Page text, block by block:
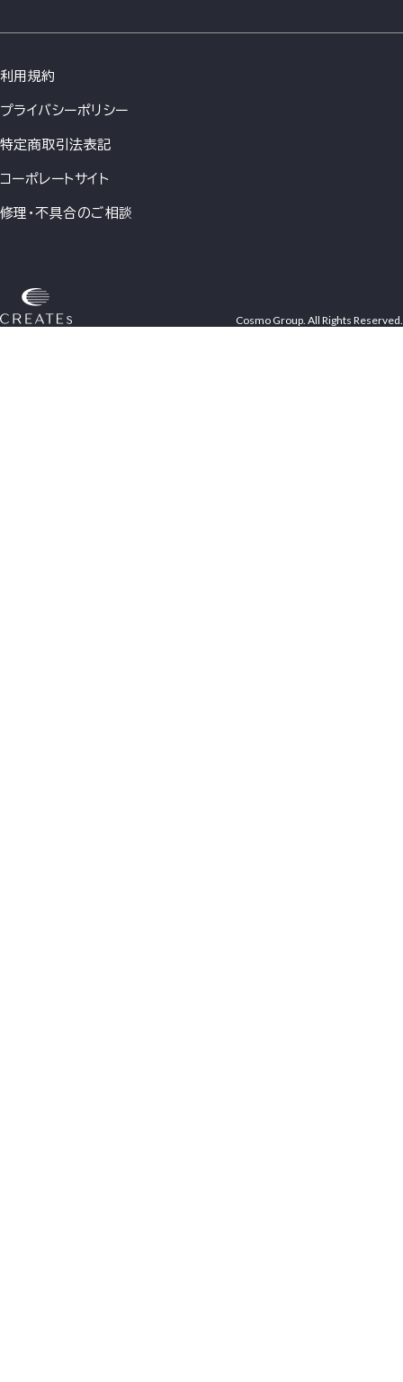
利用規約
プライバシーポリシー
特定商取引法表記
コーポレートサイト
修理・不具合のご相談
Cosmo Group. All Rights Reserved.